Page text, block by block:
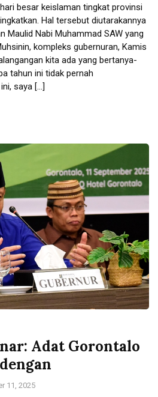
besar keislaman tingkat provinsi
Hal tersebut diutarakannya
Maulid Nabi Muhammad SAW yang
kompleks gubernuran, Kamis
kita ada yang bertanya-
tahun ini tidak pernah
saya […]
Adat Gorontalo
11, 2025